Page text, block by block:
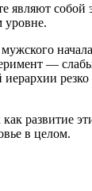
уровне.
—
развитие
в целом.